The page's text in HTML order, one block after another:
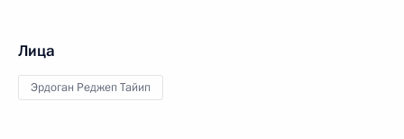
Лица
Эрдоган Реджеп Тайип